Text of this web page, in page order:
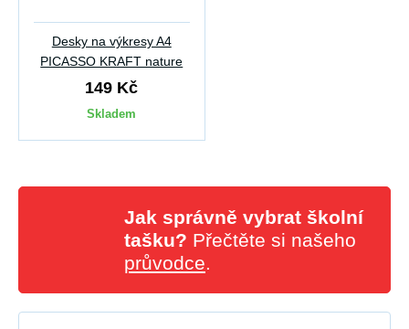
Desky na výkresy A4
PICASSO KRAFT nature
149 Kč
Skladem
Jak správně vybrat školní
tašku? Přečtěte si našeho
průvodce